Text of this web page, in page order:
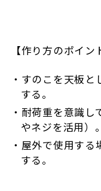
【作り方のポイン
すのこを天板と
する。
耐荷重を意識し
やネジを活用）。
屋外で使用する
する。